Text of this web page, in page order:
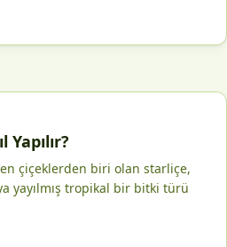
Yapılır?
çiçeklerden biri olan starliçe,
yayılmış tropikal bir bitki türü